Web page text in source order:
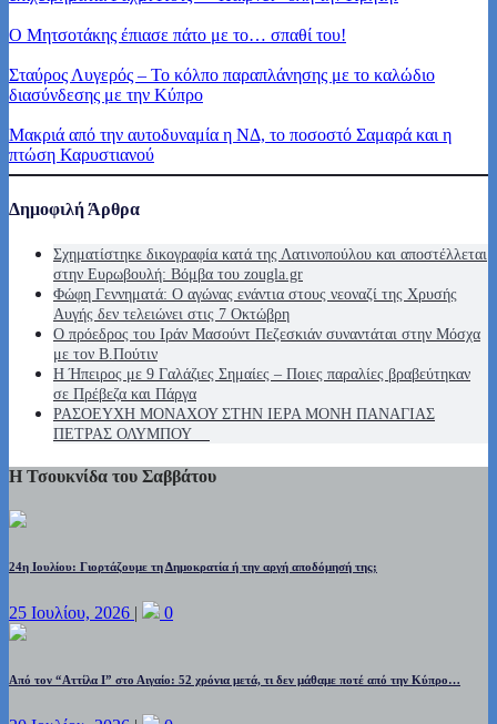
Ο Μητσοτάκης έπιασε πάτο με το… σπαθί του!
Σταύρος Λυγερός – Το κόλπο παραπλάνησης με το καλώδιο
διασύνδεσης με την Κύπρο
Μακριά από την αυτοδυναμία η ΝΔ, το ποσοστό Σαμαρά και η
πτώση Καρυστιανού
Δημοφιλή Άρθρα
Σχηματίστηκε δικογραφία κατά της Λατινοπούλου και αποστέλλεται
στην Ευρωβουλή: Βόμβα του zougla.gr
Φώφη Γεννηματά: Ο αγώνας ενάντια στους νεοναζί της Χρυσής
Αυγής δεν τελειώνει στις 7 Οκτώβρη
Ο πρόεδρος του Ιράν Μασούντ Πεζεσκιάν συναντάται στην Μόσχα
με τον Β.Πούτιν
Η Ήπειρος με 9 Γαλάζιες Σημαίες – Ποιες παραλίες βραβεύτηκαν
σε Πρέβεζα και Πάργα
ΡΑΣΟΕΥΧΗ ΜΟΝΑΧΟΥ ΣΤΗΝ ΙΕΡΑ ΜΟΝΗ ΠΑΝΑΓΙΑΣ
ΠΕΤΡΑΣ ΟΛΥΜΠΟΥ
Η Τσουκνίδα του Σαββάτου
24η Ιουλίου: Γιορτάζουμε τη Δημοκρατία ή την αργή αποδόμησή της;
25 Ιουλίου, 2026 | 0
Από τον “Αττίλα Ι” στο Αιγαίο: 52 χρόνια μετά, τι δεν μάθαμε ποτέ από την Κύπρο…